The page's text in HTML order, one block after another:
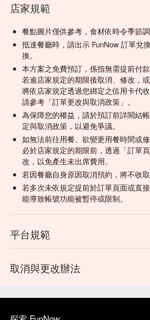
店家規範
餐點圖片僅供參考，食材依時令季節調
抵達餐廳時，請出示 FunNow 訂單兌
換。
本方案之免費預訂，係指無需提前付款
若逾店家規定的期限後取消、修改，
將依店家規定透過您綁定之信用卡代
請參考「訂單更改與取消政策」。
為保障您的權益，請於預訂前詳閱結
定與取消政策，以避免爭議。
如無法前往用餐、欲變更用餐時間或
必於店家規定的期限前，透過「訂單
改，以免產生未出席費用。
若因餐廳自身原因取消預約，將不收取
若多次未依規定提前於訂單頁面或直
能導致帳號功能被暫停或限制。
平台規範
取消與更改辦法